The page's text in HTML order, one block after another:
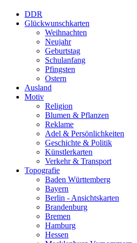
DDR
Glückwunschkarten
Weihnachten
Neujahr
Geburtstag
Schulanfang
Pfingsten
Ostern
Ausland
Motiv
Religion
Blumen & Pflanzen
Reklame
Adel & Persönlichkeiten
Geschichte & Politik
Künstlerkarten
Verkehr & Transport
Topografie
Baden Württemberg
Bayern
Berlin - Ansichtskarten
Brandenburg
Bremen
Hamburg
Hessen